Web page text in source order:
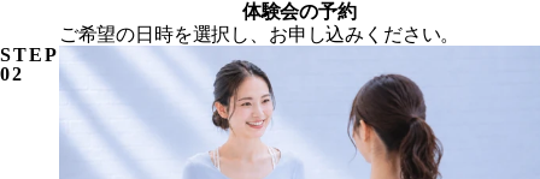
体験会の予約
ご希望の日時を選択し、お申し込みください。
STEP
02